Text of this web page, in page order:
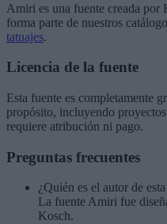
Amiri es una fuente creada por
forma parte de nuestros
tatuajes.
Licencia de la fuente
Esta fuente es completamente
propósito, incluyendo
requiere atribución ni pago.
Preguntas frecuentes
¿Quién es el autor de
La fuente Amiri fue
Kosch.